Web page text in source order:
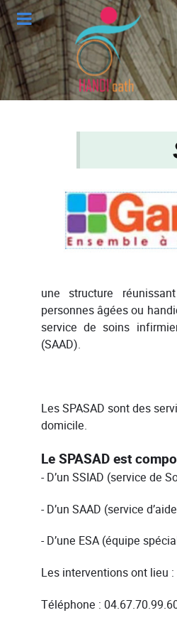
une structure
personnes âgées ou
service de soins
(SAAD).
Les SPASAD sont des
domicile.
Le SPASAD est
- D’un SSIAD (service de
- D’un SAAD (service
- D’une ESA (équipe
Les interventions ont lieu
Téléphone :